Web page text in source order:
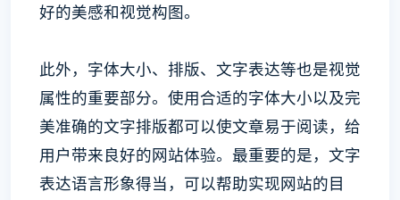
好的美感和视觉构图。
此外，字体大小、排版、文字表达等也是视觉
属性的重要部分。使用合适的字体大小以及完
美准确的文字排版都可以使文章易于阅读，给
用户带来良好的网站体验。最重要的是，文字
表达语言形象得当，可以帮助实现网站的目